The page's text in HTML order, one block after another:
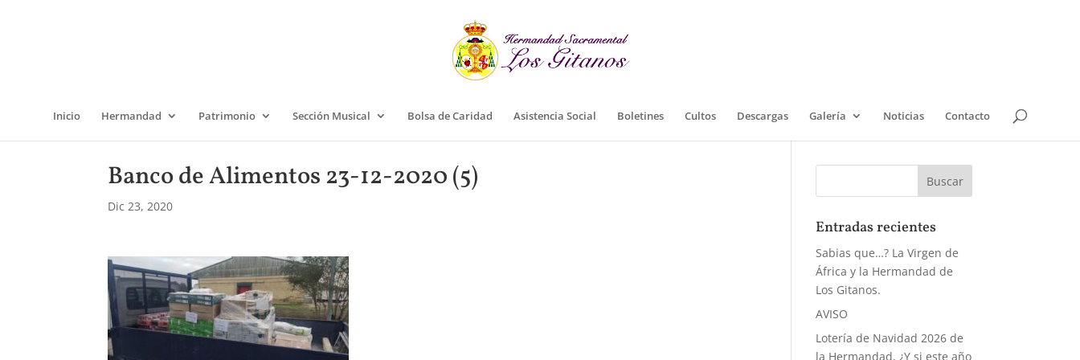
Inicio Hermandad Patrimonio Sección Musical Bolsa de Caridad Asistencia Social Boletines Cultos Descargas Galería Noticias Contacto
Banco de Alimentos 23-12-2020 (5)
Dic 23, 2020
Entradas recientes
Sabias que…? La Virgen de
África y la Hermandad de
Los Gitanos.
AVISO
Lotería de Navidad 2026 de
la Hermandad, ¿Y si este año